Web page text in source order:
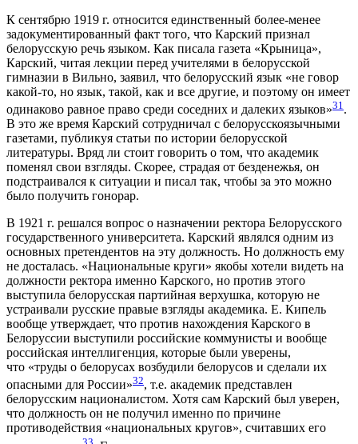
К сентябрю 1919 г. относится единственный более-менее
задокументированный факт того, что Карский признал
белорусскую речь языком. Как писала газета «Крыница»,
Карский, читая лекции перед учителями в белорусской
гимназии в Вильно, заявил, что белорусский язык «не говор
какой-то, но язык, такой, как и все другие, и поэтому он имеет
одинаково равное право среди соседних и далеких языков»31 .
В это же время Карский сотрудничал с белорусскоязычными
газетами, публикуя статьи по истории белорусской
литературы. Вряд ли стоит говорить о том, что академик
поменял свои взгляды. Скорее, страдая от безденежья, он
подстраивался к ситуации и писал так, чтобы за это можно
было получить гонорар.
В 1921 г. решался вопрос о назначении ректора Белорусского
государственного университета. Карский являлся одним из
основных претендентов на эту должность. Но должность ему
не досталась. «Национальные круги» якобы хотели видеть на
должности ректора именно Карского, но против этого
выступила белорусская партийная верхушка, которую не
устраивали русские правые взгляды академика. Е. Кипель
вообще утверждает, что против нахождения Карского в
Белоруссии выступили российские коммунисты и вообще
российская интеллигенция, которые были уверены,
что «труды о белорусах возбудили белорусов и сделали их
опасными для России»32, т.е. академик представлен
белорусским националистом. Хотя сам Карский был уверен,
что должность он не получил именно по причине
противодействия «национальных кругов», считавших его
33